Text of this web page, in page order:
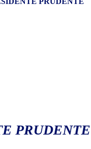
PRUDENTE